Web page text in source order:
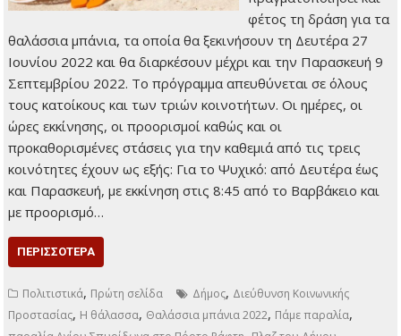
φέτος τη δράση για τα
θαλάσσια μπάνια, τα οποία θα ξεκινήσουν τη Δευτέρα 27
Ιουνίου 2022 και θα διαρκέσουν μέχρι και την Παρασκευή 9
Σεπτεμβρίου 2022. Το πρόγραμμα απευθύνεται σε όλους
τους κατοίκους και των τριών κοινοτήτων. Οι ημέρες, οι
ώρες εκκίνησης, οι προορισμοί καθώς και οι
προκαθορισμένες στάσεις για την καθεμιά από τις τρεις
κοινότητες έχουν ως εξής: Για το Ψυχικό: από Δευτέρα έως
και Παρασκευή, με εκκίνηση στις 8:45 από το Βαρβάκειο και
με προορισμό…
ΠΕΡΙΣΣΌΤΕΡΑ
Πολιτιστικά, Πρώτη σελίδα Δήμος, Διεύθυνση Κοινωνικής
Προστασίας, Η θάλασσα, Θαλάσσια μπάνια 2022, Πάμε παραλία,